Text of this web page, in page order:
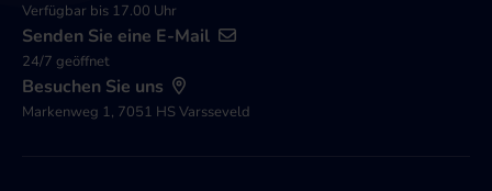
Verfügbar bis 17.00 Uhr
Senden Sie eine E-Mail
24/7 geöffnet
Besuchen Sie uns
Markenweg 1, 7051 HS Varsseveld